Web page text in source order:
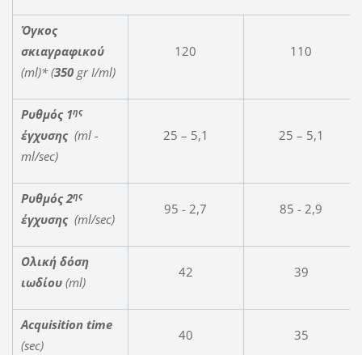
Όγκος
σκιαγραφικού
(ml)* (350 gr I/ml)
120 110
Ρυθμός 1ης
έγχυσης(ml -
ml/sec)
25 – 5,1 25 – 5,1
Ρυθμός 2ης
έγχυσης (ml/sec)
95 - 2,7 85 - 2,9
Ολική δόση
ιωδίου (ml)
42 39
Acquisition time
(sec)
40 35